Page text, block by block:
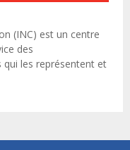
(INC) est un centre
des
les représentent et